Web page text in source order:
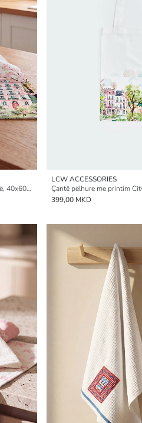
Pecetë kuzhine e stampuar “Paris”, set me 2 copë, 40x60 cm
LCW ACCESSORIES
Çantë pëlhure me printim
399,00 MKD